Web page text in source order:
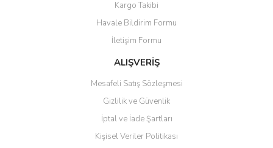
Kargo Takibi
Havale Bildirim Formu
İletişim Formu
ALIŞVERİŞ
Mesafeli Satış Sözleşmesi
Gizlilik ve Güvenlik
İptal ve İade Şartları
Kişisel Veriler Politikası